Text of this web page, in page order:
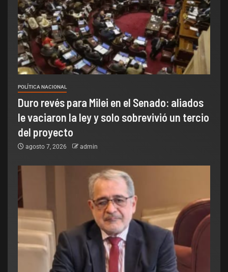
POLÍTICA NACIONAL
Duro revés para Milei en el Senado: aliados
le vaciaron la ley y solo sobrevivió un tercio
del proyecto
agosto 7, 2026 admin